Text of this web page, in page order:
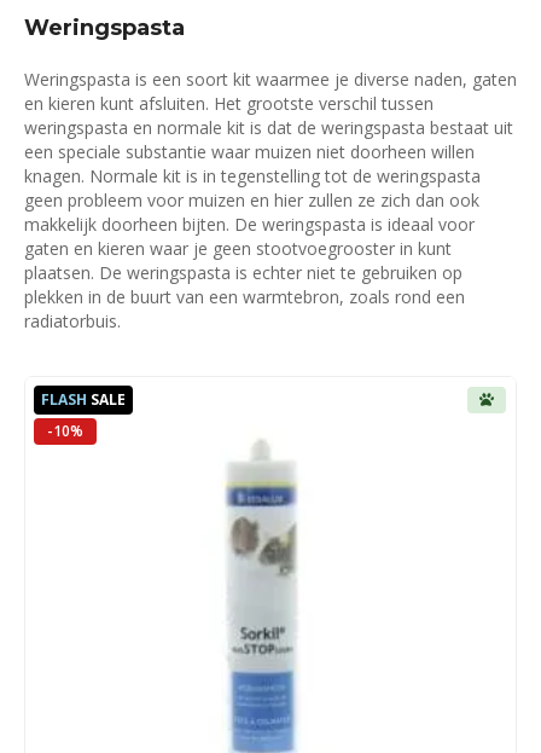
Weringspasta
Weringspasta is een soort kit waarmee je diverse naden, gaten
en kieren kunt afsluiten. Het grootste verschil tussen
weringspasta en normale kit is dat de weringspasta bestaat uit
een speciale substantie waar muizen niet doorheen willen
knagen. Normale kit is in tegenstelling tot de weringspasta
geen probleem voor muizen en hier zullen ze zich dan ook
makkelijk doorheen bijten. De weringspasta is ideaal voor
gaten en kieren waar je geen stootvoegrooster in kunt
plaatsen. De weringspasta is echter niet te gebruiken op
plekken in de buurt van een warmtebron, zoals rond een
radiatorbuis.
FLASH SALE
-10%